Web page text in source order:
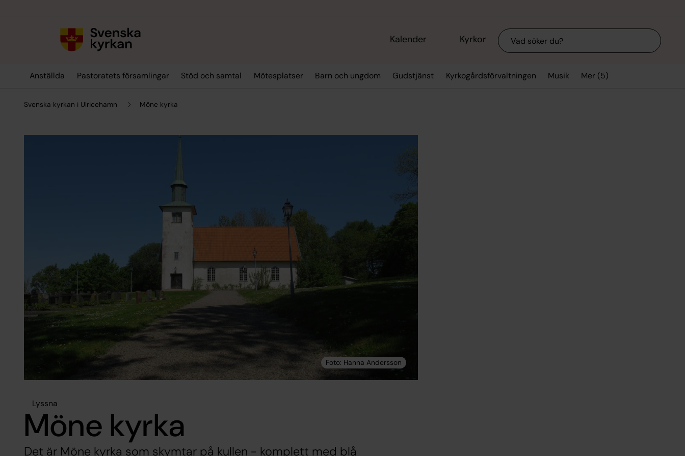
Kalender Kyrkor Sök
Anställda Pastoratets församlingar Stöd och samtal Mötesplatser Barn och ungdom Gudstjänst Kyrkogårdsförvaltningen Musik Mer (5)
Svenska kyrkan i Ulricehamn Möne kyrka
Lyssna
Möne kyrka
Det är Möne kyrka som skymtar på kullen - komplett med blå